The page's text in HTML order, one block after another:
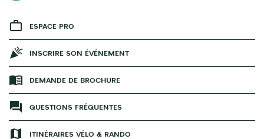
ESPACE PRO
INSCRIRE SON ÉVÉNEMENT
DEMANDE DE BROCHURE
QUESTIONS FRÉQUENTES
ITINÉRAIRES VÉLO & RANDO